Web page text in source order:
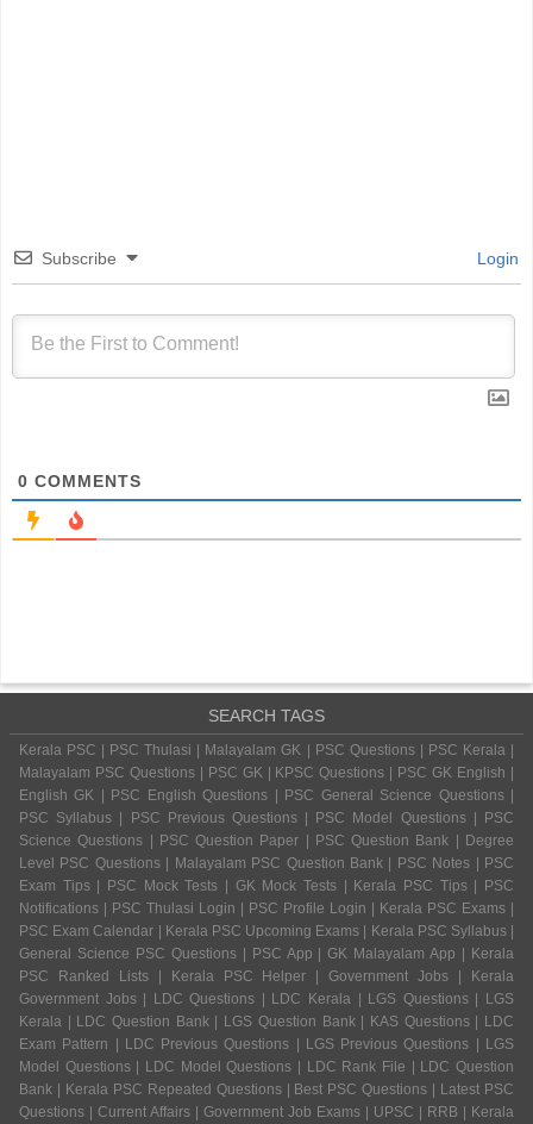
Subscribe Login
0 COMMENTS
SEARCH TAGS
Kerala PSC | PSC Thulasi | Malayalam GK | PSC Questions | PSC Kerala |
Malayalam PSC Questions | PSC GK | KPSC Questions | PSC GK English |
English GK | PSC English Questions | PSC General Science Questions |
PSC Syllabus | PSC Previous Questions | PSC Model Questions | PSC
Science Questions | PSC Question Paper | PSC Question Bank | Degree
Level PSC Questions | Malayalam PSC Question Bank | PSC Notes | PSC
Exam Tips | PSC Mock Tests | GK Mock Tests | Kerala PSC Tips | PSC
Notifications | PSC Thulasi Login | PSC Profile Login | Kerala PSC Exams |
PSC Exam Calendar | Kerala PSC Upcoming Exams | Kerala PSC Syllabus |
General Science PSC Questions | PSC App | GK Malayalam App | Kerala
PSC Ranked Lists | Kerala PSC Helper | Government Jobs | Kerala
Government Jobs | LDC Questions | LDC Kerala | LGS Questions | LGS
Kerala | LDC Question Bank | LGS Question Bank | KAS Questions | LDC
Exam Pattern | LDC Previous Questions | LGS Previous Questions | LGS
Model Questions | LDC Model Questions | LDC Rank File | LDC Question
Bank | Kerala PSC Repeated Questions | Best PSC Questions | Latest PSC
Questions | Current Affairs | Government Job Exams | UPSC | RRB | Kerala